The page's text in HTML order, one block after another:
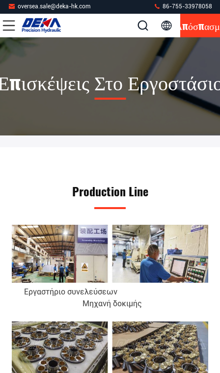
oversea.sale@deka-hk.com 86-755-33978058
Στο
Production Line
Εργαστήριο συνελεύσεων
Μηχανή δοκιμής